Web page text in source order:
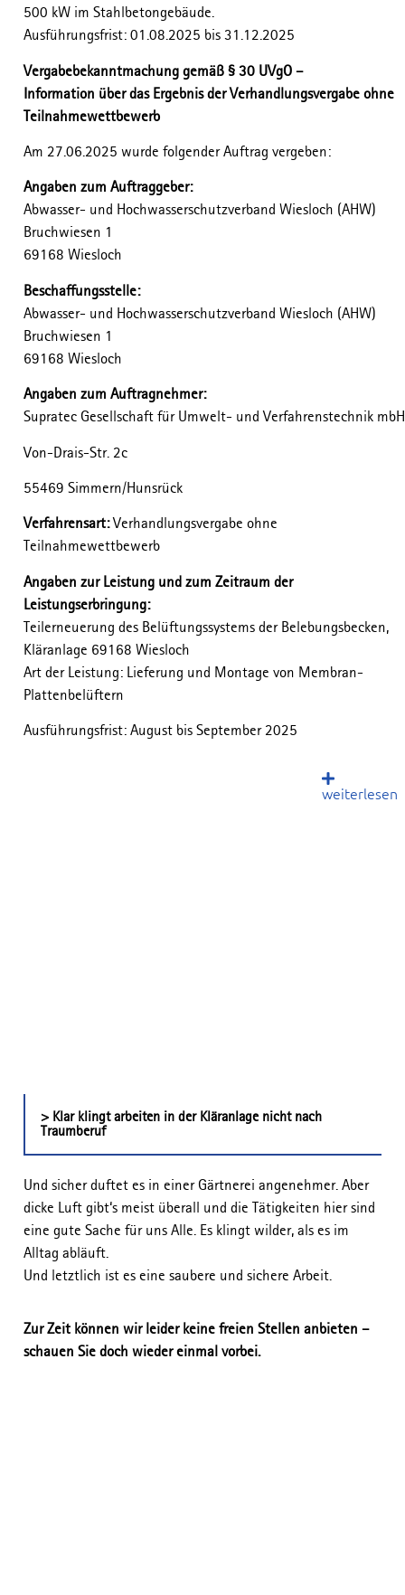
500 kW im Stahlbetongebäude.
Ausführungsfrist: 01.08.2025 bis 31.12.2025
Vergabebekanntmachung gemäß § 30 UVgO –
Information über das Ergebnis der Verhandlungsvergabe ohne
Teilnahmewettbewerb
Am 27.06.2025 wurde folgender Auftrag vergeben:
Angaben zum Auftraggeber:
Abwasser- und Hochwasserschutzverband Wiesloch (AHW)
Bruchwiesen 1
69168 Wiesloch
Beschaffungsstelle:
Abwasser- und Hochwasserschutzverband Wiesloch (AHW)
Bruchwiesen 1
69168 Wiesloch
Angaben zum Auftragnehmer:
Supratec Gesellschaft für Umwelt- und Verfahrenstechnik mbH
Von-Drais-Str. 2c
55469 Simmern/Hunsrück
Verfahrensart:Verhandlungsvergabe ohne
Teilnahmewettbewerb
Angaben zur Leistung und zum Zeitraum der
Leistungserbringung:
Teilerneuerung des Belüftungssystems der Belebungsbecken,
Kläranlage 69168 Wiesloch
Art der Leistung: Lieferung und Montage von Membran-
Plattenbelüftern
Ausführungsfrist: August bis September 2025
weiterlesen
> Klar klingt arbeiten in der Kläranlage nicht nach
Traumberuf
Und sicher duftet es in einer Gärtnerei angenehmer. Aber
dicke Luft gibt‘s meist überall und die Tätigkeiten hier sind
eine gute Sache für uns Alle. Es klingt wilder, als es im
Alltag abläuft.
Und letztlich ist es eine saubere und sichere Arbeit.
Zur Zeit können wir leider keine freien Stellen anbieten –
schauen Sie doch wieder einmal vorbei.